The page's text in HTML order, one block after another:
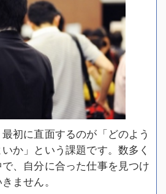
初に直面するのが「どのよう
か」という課題です。数多く
、自分に合った仕事を見つけ
ません。